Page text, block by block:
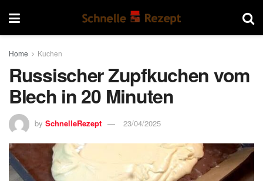
Home Kuchen
Russischer Zupfkuchen vom
Blech in 20 Minuten
by SchnelleRezept 23/04/2025